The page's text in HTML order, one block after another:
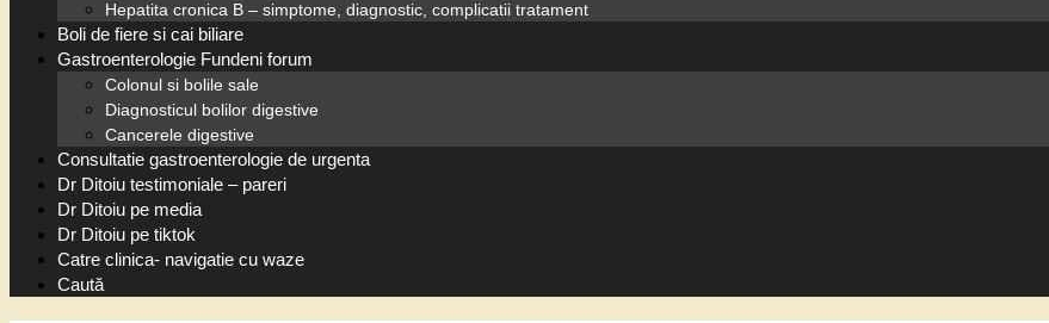
Hepatita cronica B – simptome, diagnostic, complicatii tratament
Boli de fiere si cai biliare
Gastroenterologie Fundeni forum
Colonul si bolile sale
Diagnosticul bolilor digestive
Cancerele digestive
Consultatie gastroenterologie de urgenta
Dr Ditoiu testimoniale – pareri
Dr Ditoiu pe media
Dr Ditoiu pe tiktok
Catre clinica- navigatie cu waze
Caută